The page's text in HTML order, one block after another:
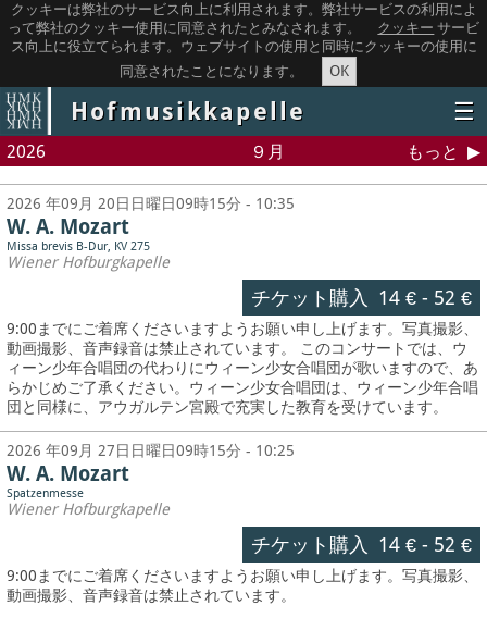
クッキーは弊社のサービス向上に利用されます。弊社サービスの利用によ
って弊社のクッキー使用に同意されたとみなされます。
クッキー サービ
ス向上に役立てられます。ウェブサイトの使用と同時にクッキーの使用に
同意されたことになります。
OK
Hofmusikkapelle ☰
2026 ９月 もっと
2026 年09月 20日日曜日09時15分 - 10:35
W. A. Mozart
Missa brevis B-Dur, KV 275
Wiener Hofburgkapelle
チケット購入 14 €- 52 €
9:00までにご着席くださいますようお願い申し上げます。写真撮影、
動画撮影、音声録音は禁止されています。 このコンサートでは、ウ
ィーン少年合唱団の代わりにウィーン少女合唱団が歌いますので、あ
らかじめご了承ください。ウィーン少女合唱団は、ウィーン少年合唱
団と同様に、アウガルテン宮殿で充実した教育を受けています。
2026 年09月 27日日曜日09時15分 - 10:25
W. A. Mozart
Spatzenmesse
Wiener Hofburgkapelle
チケット購入 14 €- 52 €
9:00までにご着席くださいますようお願い申し上げます。写真撮影、
動画撮影、音声録音は禁止されています。